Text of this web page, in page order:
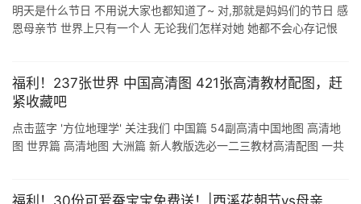
明天是什么节日 不用说大家也都知道了~ 对,那就是妈妈们的节日 感
恩母亲节 世界上只有一个人 无论我们怎样对她 她都不会心存记恨
福利！237张世界 中国高清图 421张高清教材配图，赶
紧收藏吧
点击蓝字 '方位地理学' 关注我们 中国篇 54副高清中国地图 高清地
图 世界篇 高清地图 大洲篇 新人教版选必一二三教材高清配图 一共
福利！30份可爱蚕宝宝免费送！|西溪花朝节vs母亲